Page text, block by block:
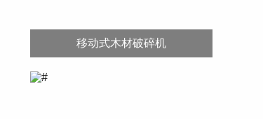
移动式木材破碎机